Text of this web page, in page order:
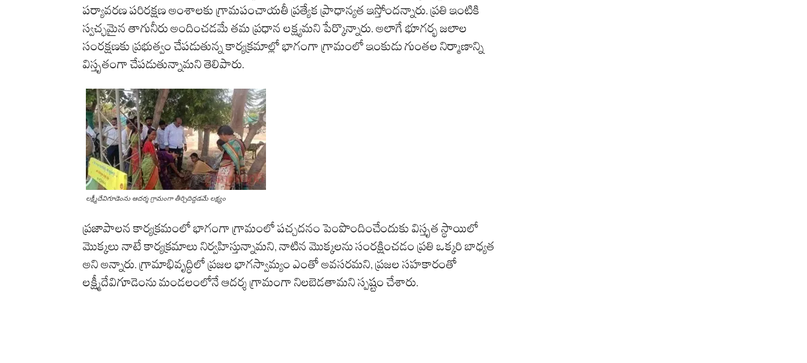
పర్యావరణ పరిరక్షణ అంశాలకు గ్రామపంచాయతీ ప్రత్యేక ప్రాధాన్యత ఇస్తోందన్నారు. ప్రతి ఇంటికి
స్వచ్ఛమైన తాగునీరు అందించడమే తమ ప్రధాన లక్ష్యమని పేర్కొన్నారు. అలాగే భూగర్భ జలాల
సంరక్షణకు ప్రభుత్వం చేపడుతున్న కార్యక్రమాల్లో భాగంగా గ్రామంలో ఇంకుడు గుంతల నిర్మాణాన్ని
విస్తృతంగా చేపడుతున్నామని తెలిపారు.
లక్ష్మీదేవిగూడెంను ఆదర్శ గ్రామంగా తీర్చిదిద్దడమే లక్ష్యం
ప్రజాపాలన కార్యక్రమంలో భాగంగా గ్రామంలో పచ్చదనం పెంపొందించేందుకు విస్తృత స్థాయిలో
మొక్కలు నాటే కార్యక్రమాలు నిర్వహిస్తున్నామని, నాటిన మొక్కలను సంరక్షించడం ప్రతి ఒక్కరి బాధ్యత
అని అన్నారు. గ్రామాభివృద్ధిలో ప్రజల భాగస్వామ్యం ఎంతో అవసరమని, ప్రజల సహకారంతో
లక్ష్మీదేవిగూడెంను మండలంలోనే ఆదర్శ గ్రామంగా నిలబెడతామని స్పష్టం చేశారు.